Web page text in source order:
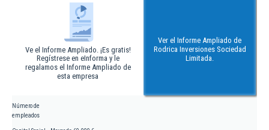
Ve el Informe Ampliado. ¡Es gratis!
Regístrese en eInforma y le
regalamos el Informe Ampliado de
esta empresa
Ver el Informe Ampliado de
Rodrica Inversiones Sociedad
Limitada.
Número de
empleados